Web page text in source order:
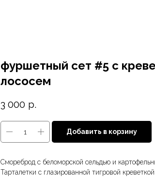
фуршетный сет #5 с
лососем
3 000 р.
Добавить в корзину
Смореброд с беломорской сельдью и
Тарталетки с глазированной тигровой